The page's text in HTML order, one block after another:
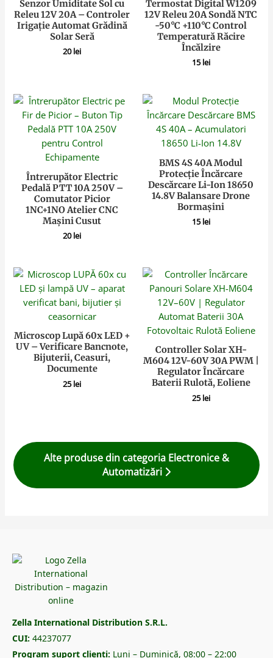
Senzor Umiditate Sol cu
Releu 12V 20A – Controler
Irigație Automat Grădină
Solar Seră
20lei
Termostat Digital W1209
12V Releu 20A Sondă NTC
-50°C +110°C Control
Temperatură Răcire
Încălzire
15lei
Întrerupător Electric
Pedală PTT 10A 250V –
Comutator Picior
1NC+1NO Atelier CNC
Mașini Cusut
20lei
BMS 4S 40A Modul
Protecție Încărcare
Descărcare Li-Ion 18650
14.8V Balansare Drone
Bormașini
15lei
Microscop Lupă 60x LED +
UV – Verificare Bancnote,
Bijuterii, Ceasuri,
Documente
25lei
Controller Solar XH-
M604 12V-60V 30A PWM |
Regulator Încărcare
Baterii Rulotă, Eoliene
25lei
Alte produse din categoria Electronice &
Automatizări
Zella International Distribution S.R.L.
CUI: 44237077
Program suport clienți: Luni – Duminică, 08:00 – 22:00